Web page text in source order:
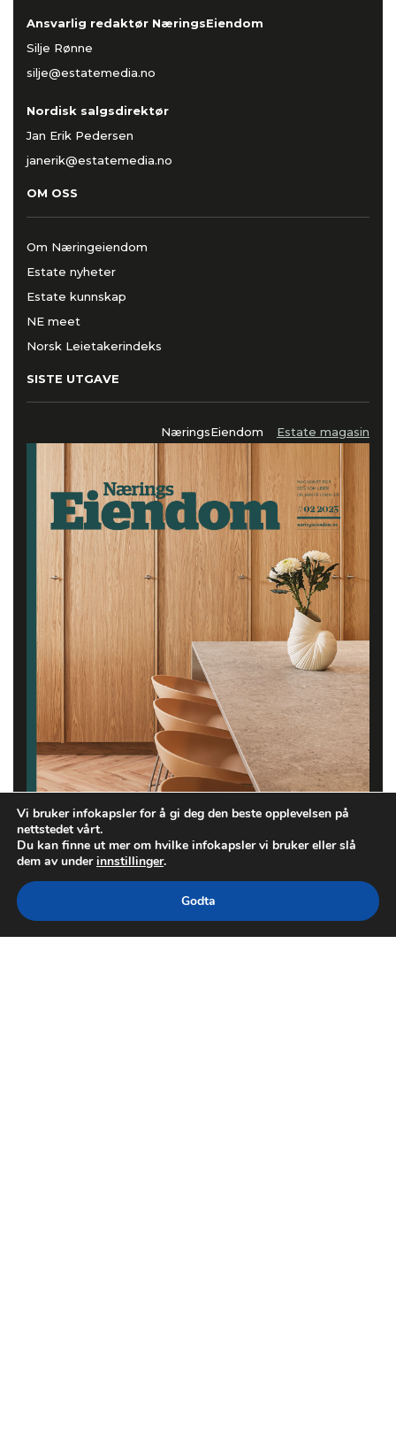
Ansvarlig redaktør NæringsEiendom
Silje Rønne
silje@estatemedia.no
Nordisk salgsdirektør
Jan Erik Pedersen
janerik@estatemedia.no
OM OSS
Om Næringeiendom
Estate nyheter
Estate kunnskap
NE meet
Norsk Leietakerindeks
SISTE UTGAVE
NæringsEiendom Estate magasin
Vi bruker infokapsler for å gi deg den beste opplevelsen på
nettstedet vårt.
Du kan finne ut mer om hvilke infokapsler vi bruker eller slå
dem av underinnstillinger.
Godta